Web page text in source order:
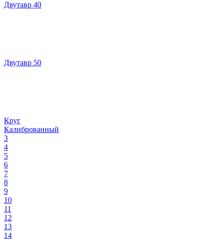
Двутавр 40
Двутавр 50
Круг
Калиброванный
3
4
5
6
7
8
9
10
11
12
13
14